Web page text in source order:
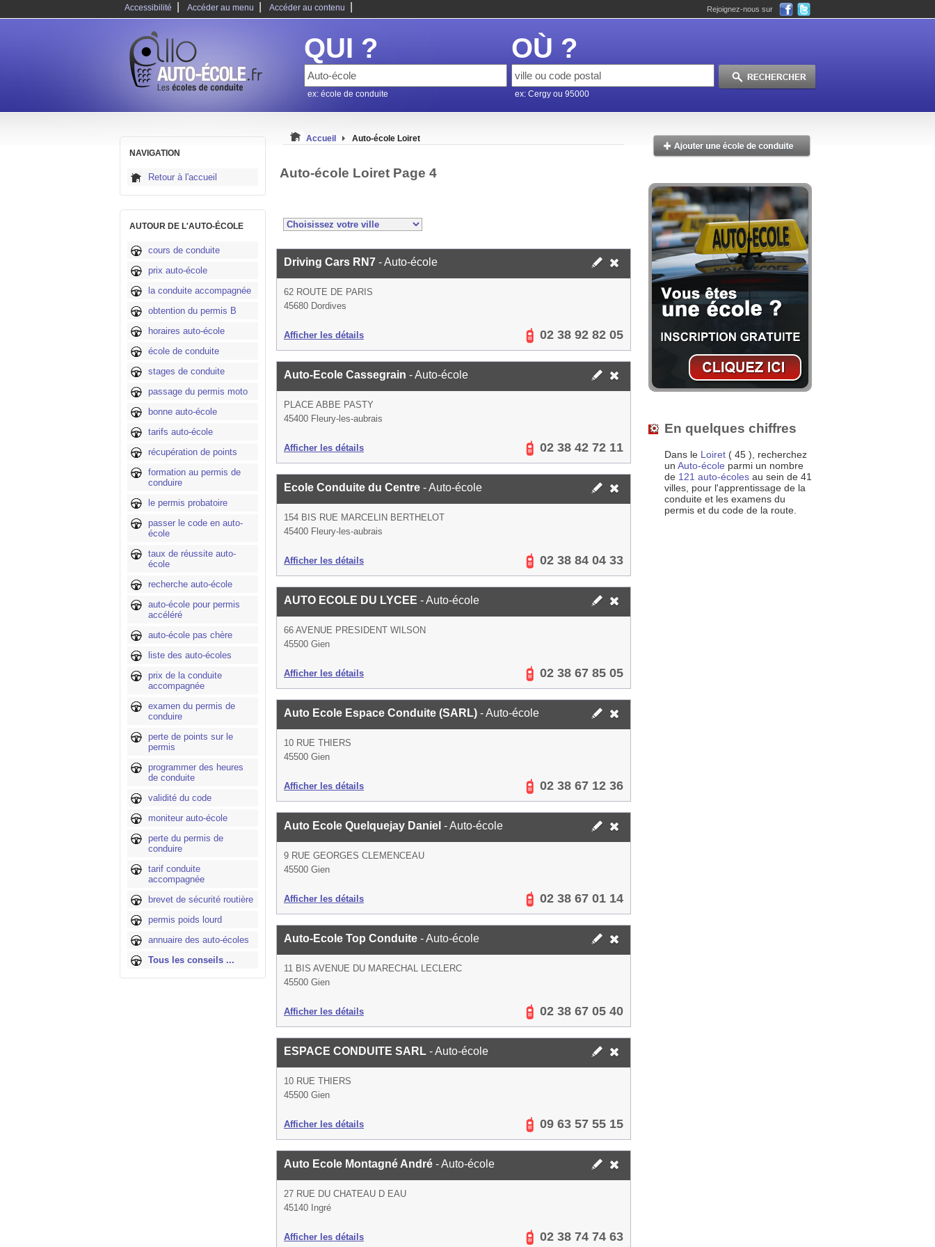
Accessibilité Accéder au menu Accéder au contenu Rejoignez-nous sur
QUI ?
ex: école de conduite
OÙ ?
ex: Cergy ou 95000
NAVIGATION
Retour à l'accueil
AUTOUR DE L'AUTO-ÉCOLE
cours de conduite
prix auto-école
la conduite accompagnée
obtention du permis B
horaires auto-école
école de conduite
stages de conduite
passage du permis moto
bonne auto-école
tarifs auto-école
récupération de points
formation au permis de
conduire
le permis probatoire
passer le code en auto-
école
taux de réussite auto-
école
recherche auto-école
auto-école pour permis
accéléré
auto-école pas chère
liste des auto-écoles
prix de la conduite
accompagnée
examen du permis de
conduire
perte de points sur le
permis
programmer des heures
de conduite
validité du code
moniteur auto-école
perte du permis de
conduire
tarif conduite
accompagnée
brevet de sécurité routière
permis poids lourd
annuaire des auto-écoles
Tous les conseils ...
Accueil Auto-école Loiret
Auto-école Loiret Page 4
Driving Cars RN7 - Auto-école
62 ROUTE DE PARIS
45680 Dordives
Afficher les détails 02 38 92 82 05
Auto-Ecole Cassegrain - Auto-école
PLACE ABBE PASTY
45400 Fleury-les-aubrais
Afficher les détails 02 38 42 72 11
Ecole Conduite du Centre - Auto-école
154 BIS RUE MARCELIN BERTHELOT
45400 Fleury-les-aubrais
Afficher les détails 02 38 84 04 33
AUTO ECOLE DU LYCEE - Auto-école
66 AVENUE PRESIDENT WILSON
45500 Gien
Afficher les détails 02 38 67 85 05
Auto Ecole Espace Conduite (SARL) - Auto-école
10 RUE THIERS
45500 Gien
Afficher les détails 02 38 67 12 36
Auto Ecole Quelquejay Daniel - Auto-école
9 RUE GEORGES CLEMENCEAU
45500 Gien
Afficher les détails 02 38 67 01 14
Auto-Ecole Top Conduite - Auto-école
11 BIS AVENUE DU MARECHAL LECLERC
45500 Gien
Afficher les détails 02 38 67 05 40
ESPACE CONDUITE SARL - Auto-école
10 RUE THIERS
45500 Gien
Afficher les détails 09 63 57 55 15
Auto Ecole Montagné André - Auto-école
27 RUE DU CHATEAU D EAU
45140 Ingré
Afficher les détails 02 38 74 74 63
En quelques chiffres
Dans le Loiret ( 45 ), recherchez
un Auto-école parmi un nombre
de 121 auto-écoles au sein de 41
villes, pour l'apprentissage de la
conduite et les examens du
permis et du code de la route.